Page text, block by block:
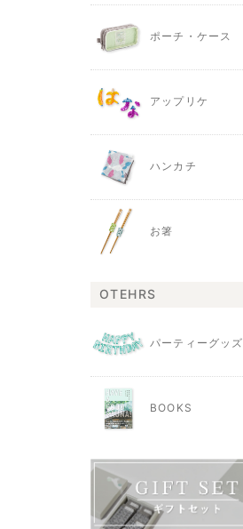
ポーチ・ケース
アップリケ
ハンカチ
お箸
OTEHRS
パーティーグッズ
BOOKS